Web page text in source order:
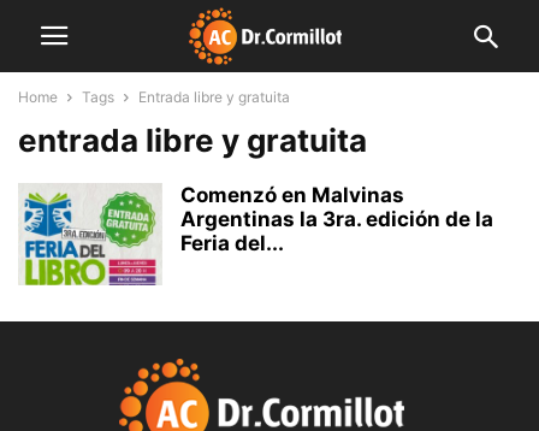
Home Tags Entrada libre y gratuita
entrada libre y gratuita
Comenzó en Malvinas
Argentinas la 3ra. edición de la
Feria del...